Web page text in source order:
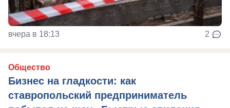
вчера в 18:13 2
Общество
Бизнес на гладкости: как
ставропольский предприниматель